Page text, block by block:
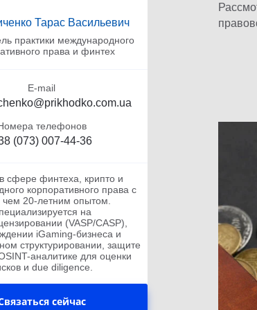
Тарас Васильевич
практики международного
права и финтех
E-mail
телефонов
(073) 007-44-36
сфере финтеха, крипто и
корпоративного права с
чем 20-летним опытом.
на
(VASP/CASP),
iGaming-бизнеса и
структурировании, защите
аналитике для оценки
и due diligence.
сейчас